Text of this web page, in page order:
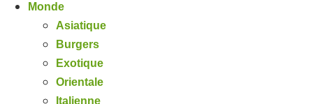
Monde
Asiatique
Burgers
Exotique
Orientale
Italienne